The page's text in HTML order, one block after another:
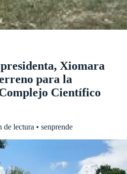
Xiomara
para la
Científico
de lectura • senprende